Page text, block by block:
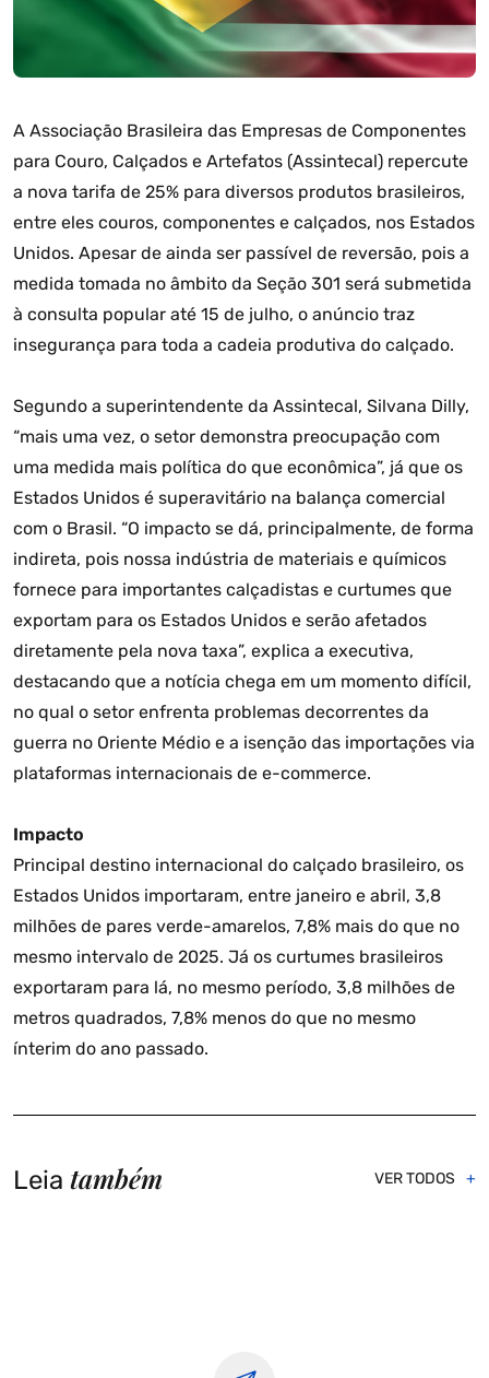
A Associação Brasileira das Empresas de Componentes
para Couro, Calçados e Artefatos (Assintecal) repercute
a nova tarifa de 25% para diversos produtos brasileiros,
entre eles couros, componentes e calçados, nos Estados
Unidos. Apesar de ainda ser passível de reversão, pois a
medida tomada no âmbito da Seção 301 será submetida
à consulta popular até 15 de julho, o anúncio traz
insegurança para toda a cadeia produtiva do calçado.
Segundo a superintendente da Assintecal, Silvana Dilly,
“mais uma vez, o setor demonstra preocupação com
uma medida mais política do que econômica”, já que os
Estados Unidos é superavitário na balança comercial
com o Brasil. “O impacto se dá, principalmente, de forma
indireta, pois nossa indústria de materiais e químicos
fornece para importantes calçadistas e curtumes que
exportam para os Estados Unidos e serão afetados
diretamente pela nova taxa”, explica a executiva,
destacando que a notícia chega em um momento difícil,
no qual o setor enfrenta problemas decorrentes da
guerra no Oriente Médio e a isenção das importações via
plataformas internacionais de e-commerce.
Impacto
Principal destino internacional do calçado brasileiro, os
Estados Unidos importaram, entre janeiro e abril, 3,8
milhões de pares verde-amarelos, 7,8% mais do que no
mesmo intervalo de 2025. Já os curtumes brasileiros
exportaram para lá, no mesmo período, 3,8 milhões de
metros quadrados, 7,8% menos do que no mesmo
ínterim do ano passado.
Leia também VER TODOS